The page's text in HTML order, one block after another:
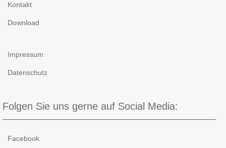
Kontakt
Download
Impressum
Datenschutz
Folgen Sie uns gerne auf Social Media:
Facebook